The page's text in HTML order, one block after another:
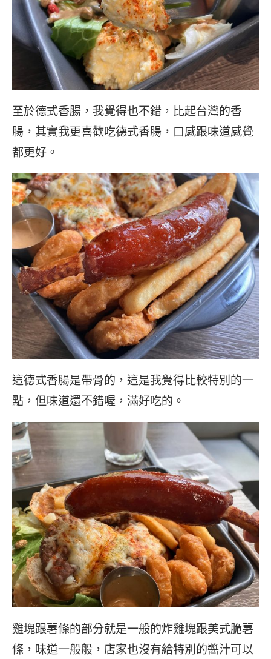
至於德式香腸，我覺得也不錯，比起台灣的香
腸，其實我更喜歡吃德式香腸，口感跟味道感覺
都更好。
這德式香腸是帶骨的，這是我覺得比較特別的一
點，但味道還不錯喔，滿好吃的。
雞塊跟薯條的部分就是一般的炸雞塊跟美式脆薯
條，味道一般般，店家也沒有給特別的醬汁可以